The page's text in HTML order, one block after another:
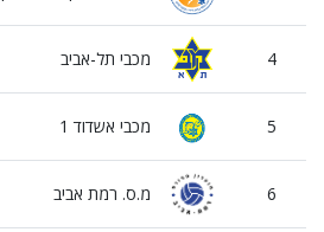
מכבי תל-אביב 4
מכבי אשדוד 1 5
מ.ס. רמת אביב 6